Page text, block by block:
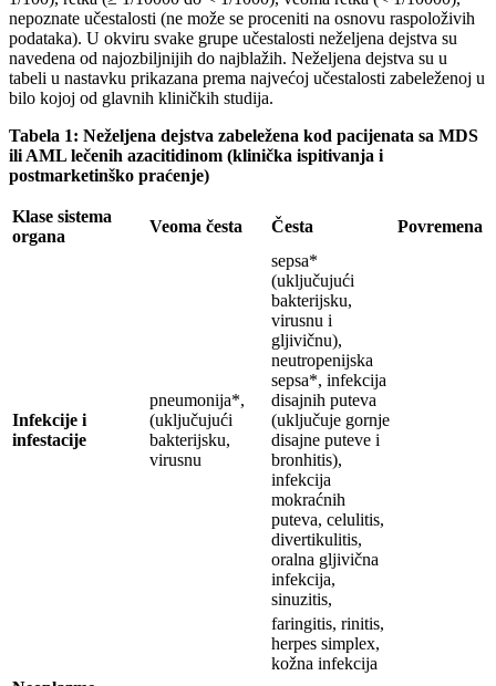
nepoznate učestalosti (ne može se proceniti na osnovu raspoloživih
podataka). U okviru svake grupe učestalosti neželjena dejstva su
navedena od najozbiljnijih do najblažih. Neželjena dejstva su u
tabeli u nastavku prikazana prema najvećoj učestalosti zabeleženoj u
bilo kojoj od glavnih kliničkih studija.
Tabela 1: Neželjena dejstva zabeležena kod pacijenata sa MDS
ili AML lečenih azacitidinom (klinička ispitivanja i
postmarketinško praćenje)
Klase sistema
organa
Veoma česta Česta Povremena
Infekcije i
infestacije
pneumonija*,
(uključujući
bakterijsku,
virusnu
sepsa*
(uključujući
bakterijsku,
virusnu i
gljivičnu),
neutropenijska
sepsa*, infekcija
disajnih puteva
(uključuje gornje
disajne puteve i
bronhitis),
infekcija
mokraćnih
puteva, celulitis,
divertikulitis,
oralna gljivična
infekcija,
sinuzitis,
faringitis, rinitis,
herpes simplex,
kožna infekcija